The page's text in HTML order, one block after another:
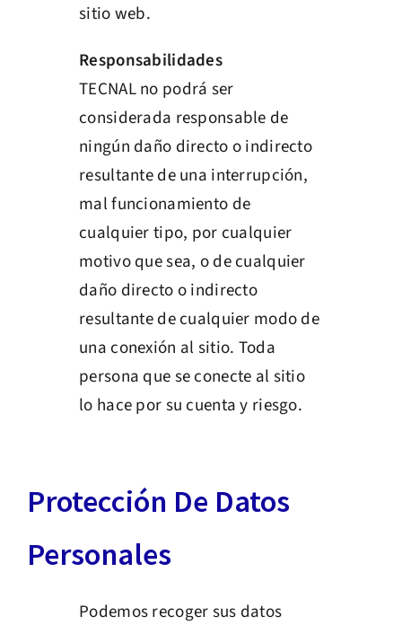
sitio web.
Responsabilidades
TECNAL no podrá ser
considerada responsable de
ningún daño directo o indirecto
resultante de una interrupción,
mal funcionamiento de
cualquier tipo, por cualquier
motivo que sea, o de cualquier
daño directo o indirecto
resultante de cualquier modo de
una conexión al sitio. Toda
persona que se conecte al sitio
lo hace por su cuenta y riesgo.
Protección De Datos
Personales
Podemos recoger sus datos